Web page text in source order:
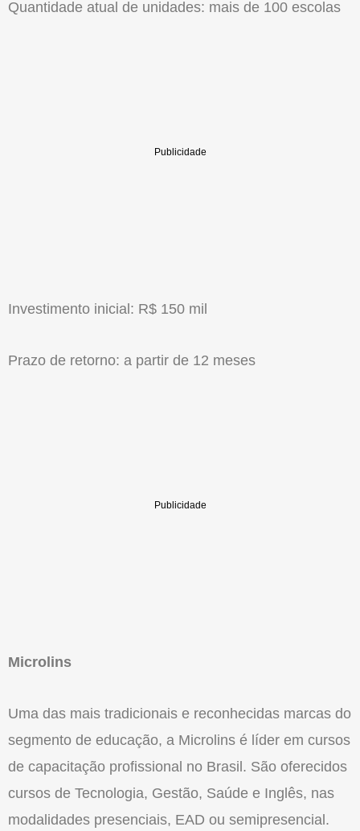
Quantidade atual de unidades: mais de 100 escolas
Investimento inicial: R$ 150 mil
Prazo de retorno: a partir de 12 meses
Microlins
Uma das mais tradicionais e reconhecidas marcas do
segmento de educação, a Microlins é líder em cursos
de capacitação profissional no Brasil. São oferecidos
cursos de Tecnologia, Gestão, Saúde e Inglês, nas
modalidades presenciais, EAD ou semipresencial.